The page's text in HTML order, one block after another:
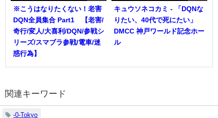
※こうはなりたくない！老害
DQN全員集合 Part1 【老害/
奇行/変人/大喜利/DQN/参戦シ
リーズ/スマブラ参戦/電車/迷
惑行為】
キュウソネコカミ - 「DQNな
りたい、40代で死にたい」
DMCC 神戸ワールド記念ホー
ル
関連キーワード
-0-Tokyo